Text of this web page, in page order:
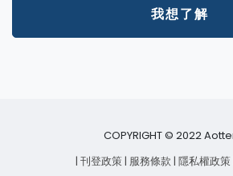
我想了解
COPYRIGHT © 2022
| 刊登政策| 服務條款| 隱私權政策